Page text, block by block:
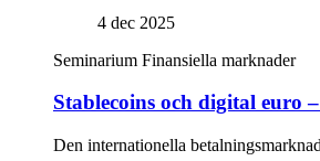
4 dec 2025
Seminarium Finansiella marknader
Stablecoins och digital euro
Den internationella